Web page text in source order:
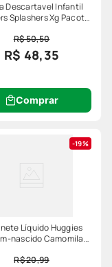
Descartavel Infantil
Splashers Xg Pacote
R$ 50,50
R$ 48,35
Comprar
19%
Líquido Huggies
nascido Camomila
R$ 20,99